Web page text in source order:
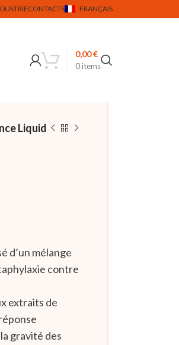
CONTACTS FRANÇAIS
0items
0,00€
Liquid
d’un mélange
contre
extraits de
gravité des